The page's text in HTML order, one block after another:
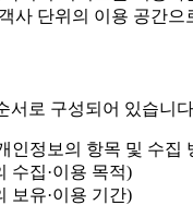
사 단위의 이용 공간
서로 구성되어 있습니
인정보의 항목 및 수집
수집·이용 목적)
보유·이용 기간)